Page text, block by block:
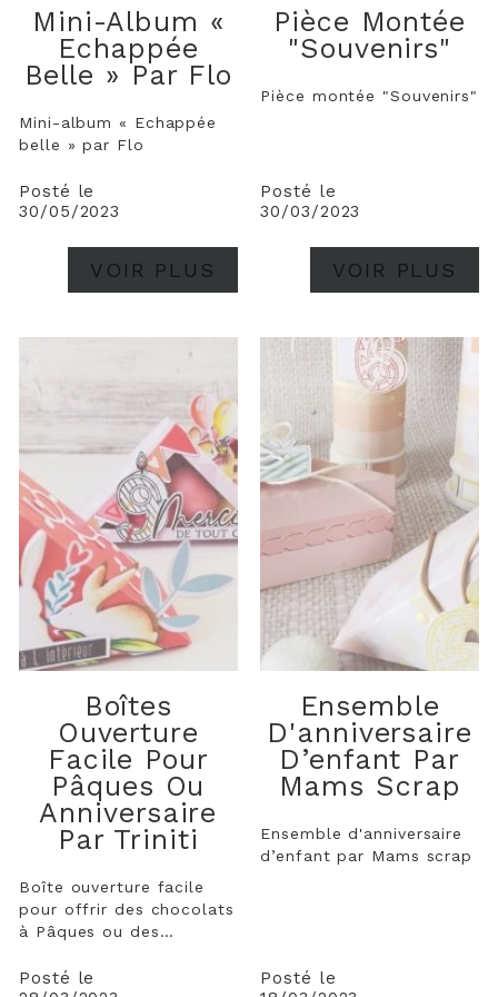
Mini-Album «
Echappée
Belle » Par Flo
Mini-album « Echappée
belle » par Flo
Posté le
30/05/2023
VOIR PLUS
Pièce Montée
"Souvenirs"
Pièce montée "Souvenirs"
Posté le
30/03/2023
VOIR PLUS
Boîtes
Ouverture
Facile Pour
Pâques Ou
Anniversaire
Par Triniti
Boîte ouverture facile
pour offrir des chocolats
à Pâques ou des
pour son anniversaire.
Posté le
Ensemble
D'anniversaire
D’enfant Par
Mams Scrap
Ensemble d'anniversaire
d’enfant par Mams scrap
Posté le